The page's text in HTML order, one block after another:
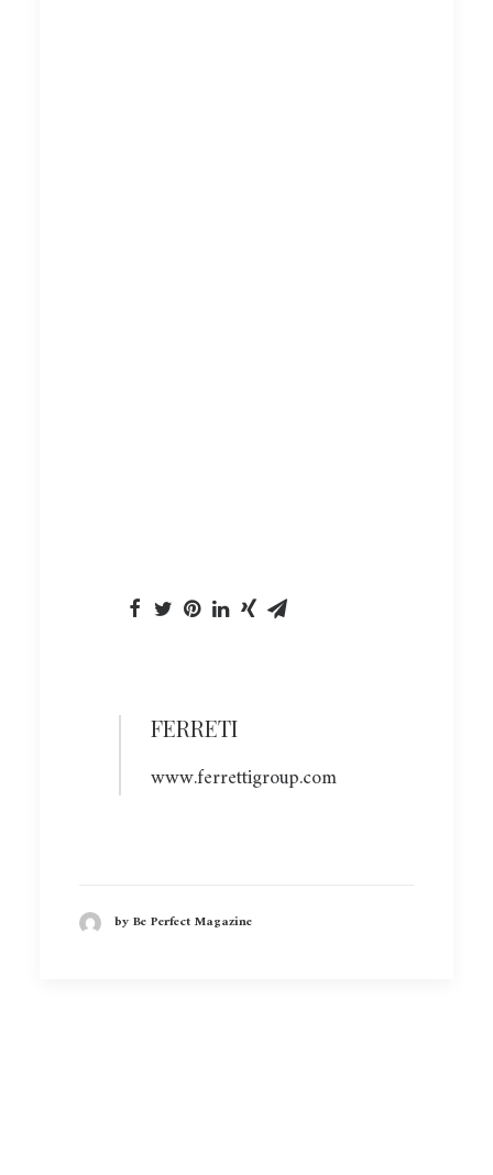
FERRETI
www.ferrettigroup.com
by Be Perfect Magazine